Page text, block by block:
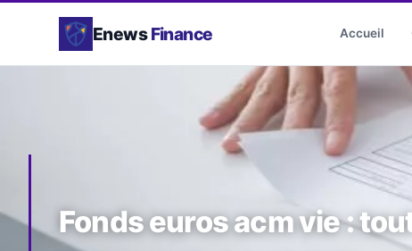
Enews Finance Accueil
Fonds euros acm vie :